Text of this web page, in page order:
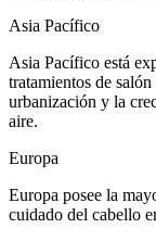
Asia Pacífico
Asia Pacífico está
tratamientos de
urbanización y la
aire.
Europa
Europa posee la
cuidado del cabello